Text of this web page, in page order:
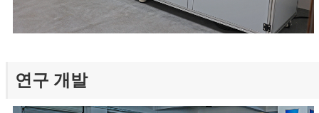
연구 개발